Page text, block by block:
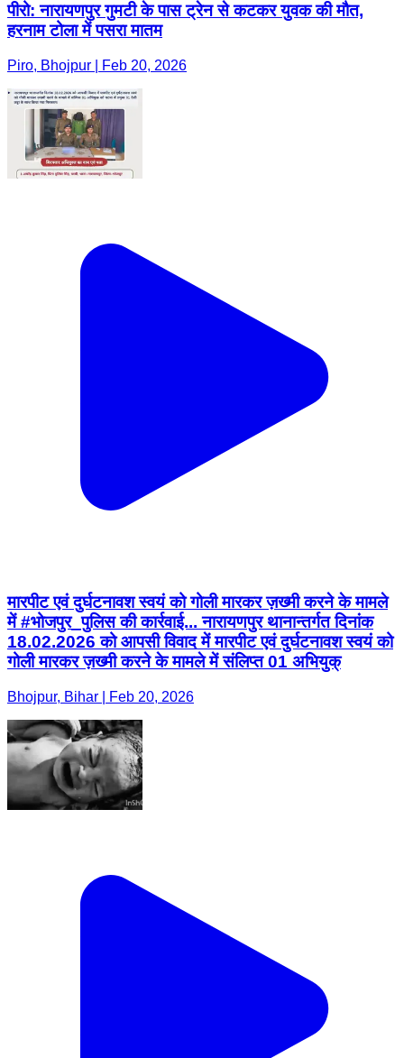
पीरो: नारायणपुर गुमटी के पास ट्रेन से कटकर युवक की मौत,
हरनाम टोला में पसरा मातम
Piro, Bhojpur | Feb 20, 2026
मारपीट एवं दुर्घटनावश स्वयं को गोली मारकर ज़ख्मी करने के मामले
में #भोजपुर_पुलिस की कार्रवाई... नारायणपुर थानान्तर्गत दिनांक
18.02.2026 को आपसी विवाद में मारपीट एवं दुर्घटनावश स्वयं को
गोली मारकर ज़ख्मी करने के मामले में संलिप्त 01 अभियुक्
Bhojpur, Bihar | Feb 20, 2026